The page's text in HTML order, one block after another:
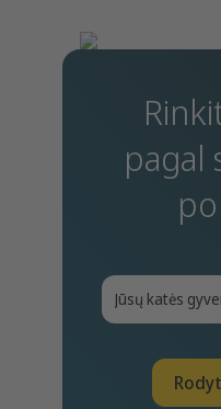
pagal